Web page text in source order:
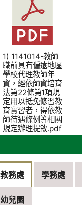
1) 1141014-教師
職前具有偏遠地區
學校代理教師年
資，經依師資培育
法第22條第1項規
定用以抵免修習教
育實習者，得依教
師待遇條例等相關
規定辦理提敘.pdf
教務處 學務處
幼兒園